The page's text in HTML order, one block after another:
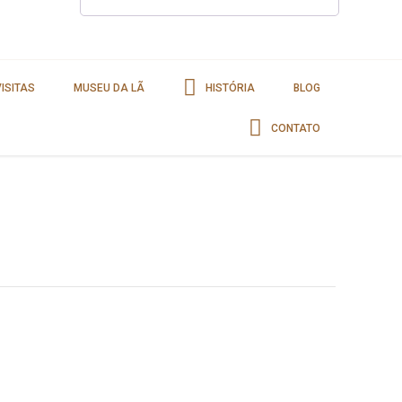
MUSEU DA LÃ HISTÓRIA BLOG
CONTATO